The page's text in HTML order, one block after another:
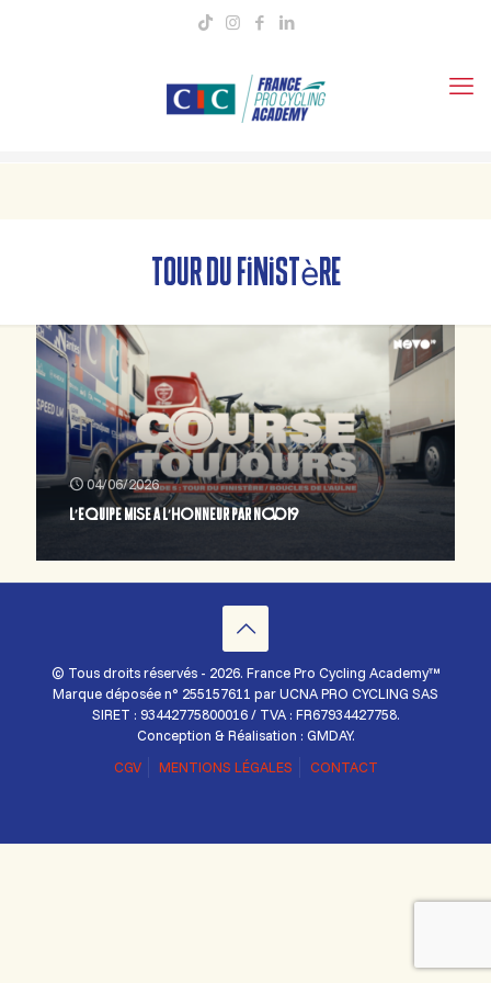
tour du finistère
04/06/2026
L’EQUIPE MISE A L’HONNEUR PAR NOVO19
© Tous droits réservés - 2026. France Pro Cycling Academy™
Marque déposée n° 255157611 par UCNA PRO CYCLING SAS
SIRET : 93442775800016 / TVA : FR67934427758.
Conception & Réalisation : GMDAY.
CGV
MENTIONS LÉGALES CONTACT